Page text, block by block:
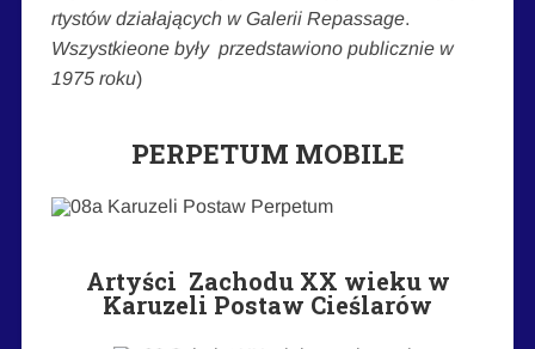
rtystów działających w Galerii Repassage.
Wszystkieone były przedstawiono publicznie w
1975 roku)
PERPETUM MOBILE
Artyści Zachodu XX wieku w
Karuzeli Postaw Cieślarów